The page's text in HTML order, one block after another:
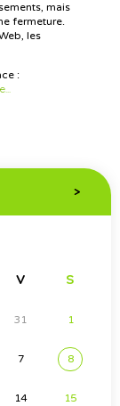
mais
fermeture.
les
:
>
V S
31 1
7 8
14 15